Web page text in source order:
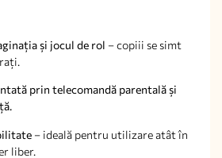
și jocul de rol – copiii se simt
prin telecomandă parentală și
– ideală pentru utilizare atât în
liber.